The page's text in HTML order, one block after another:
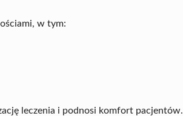
w tym:
leczenia i podnosi komfort pacjentów.